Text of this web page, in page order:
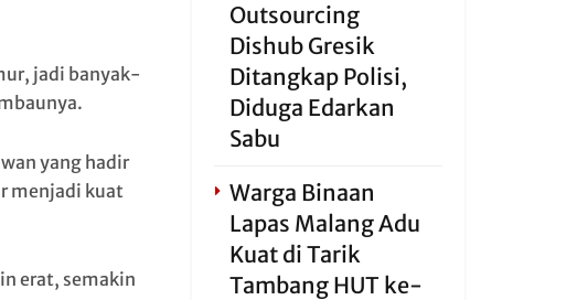
jadi banyak-
yang hadir
menjadi kuat
erat, semakin
Outsourcing
Dishub Gresik
Ditangkap Polisi,
Diduga Edarkan
Sabu
Warga Binaan
Lapas Malang Adu
Kuat di Tarik
Tambang HUT ke-